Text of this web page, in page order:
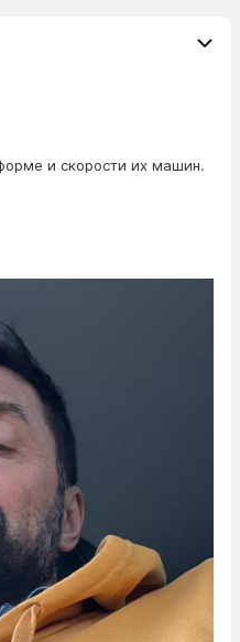
и скорости их машин.